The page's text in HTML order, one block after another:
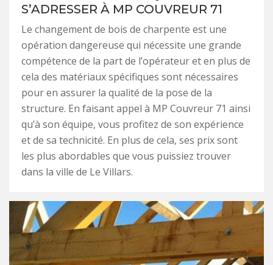
S’ADRESSER À MP COUVREUR 71
Le changement de bois de charpente est une
opération dangereuse qui nécessite une grande
compétence de la part de l’opérateur et en plus de
cela des matériaux spécifiques sont nécessaires
pour en assurer la qualité de la pose de la
structure. En faisant appel à MP Couvreur 71 ainsi
qu’à son équipe, vous profitez de son expérience
et de sa technicité. En plus de cela, ses prix sont
les plus abordables que vous puissiez trouver
dans la ville de Le Villars.